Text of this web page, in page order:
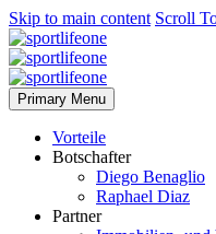
Skip to main content Scroll
Primary Menu
Vorteile
Botschafter
Diego Benaglio
Raphael Diaz
Partner